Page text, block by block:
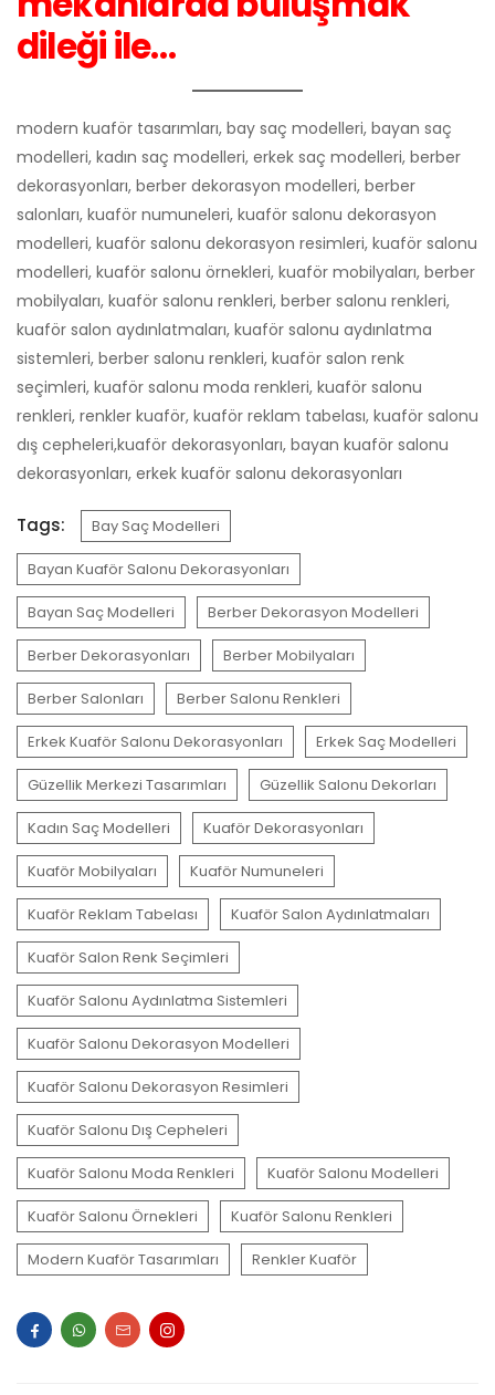
dileği ile…
modern kuaför tasarımları, bay saç modelleri, bayan saç
modelleri, kadın saç modelleri, erkek saç modelleri, berber
dekorasyonları, berber dekorasyon modelleri, berber
salonları, kuaför numuneleri, kuaför salonu dekorasyon
modelleri, kuaför salonu dekorasyon resimleri, kuaför salonu
modelleri, kuaför salonu örnekleri, kuaför mobilyaları, berber
mobilyaları, kuaför salonu renkleri, berber salonu renkleri,
kuaför salon aydınlatmaları, kuaför salonu aydınlatma
sistemleri, berber salonu renkleri, kuaför salon renk
seçimleri, kuaför salonu moda renkleri, kuaför salonu
renkleri, renkler kuaför, kuaför reklam tabelası, kuaför salonu
dış cepheleri,kuaför dekorasyonları, bayan kuaför salonu
dekorasyonları, erkek kuaför salonu dekorasyonları
Tags: Bay Saç Modelleri
Bayan Kuaför Salonu Dekorasyonları
Bayan Saç Modelleri Berber Dekorasyon Modelleri
Berber Dekorasyonları Berber Mobilyaları
Berber Salonları Berber Salonu Renkleri
Erkek Kuaför Salonu Dekorasyonları Erkek Saç Modelleri
Güzellik Merkezi Tasarımları Güzellik Salonu Dekorları
Kadın Saç Modelleri Kuaför Dekorasyonları
Kuaför Mobilyaları Kuaför Numuneleri
Kuaför Reklam Tabelası Kuaför Salon Aydınlatmaları
Kuaför Salon Renk Seçimleri
Kuaför Salonu Aydınlatma Sistemleri
Kuaför Salonu Dekorasyon Modelleri
Kuaför Salonu Dekorasyon Resimleri
Kuaför Salonu Dış Cepheleri
Kuaför Salonu Moda Renkleri Kuaför Salonu Modelleri
Kuaför Salonu Örnekleri Kuaför Salonu Renkleri
Modern Kuaför Tasarımları Renkler Kuaför